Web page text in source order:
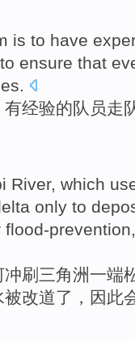
is to have
to ensure that
.
有经验的队员走
River, which
only to
flood-
冲刷 三角洲 一端
被改道了，因此